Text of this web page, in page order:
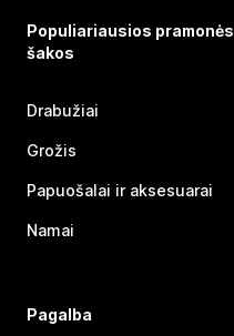
Populiariausios pramonės
šakos
Drabužiai
Grožis
Papuošalai ir aksesuarai
Namai
Pagalba